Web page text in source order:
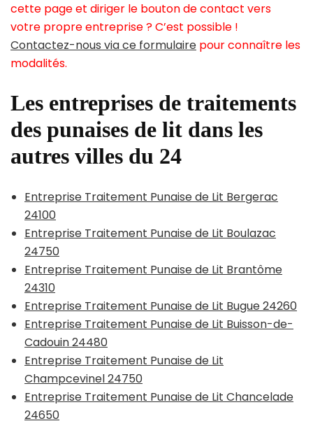
cette page et diriger le bouton de contact vers
votre propre entreprise ? C’est possible !
Contactez-nous via ce formulaire pour connaître les
modalités.
Les entreprises de traitements
des punaises de lit dans les
autres villes du 24
Entreprise Traitement Punaise de Lit Bergerac
24100
Entreprise Traitement Punaise de Lit Boulazac
24750
Entreprise Traitement Punaise de Lit Brantôme
24310
Entreprise Traitement Punaise de Lit Bugue 24260
Entreprise Traitement Punaise de Lit Buisson-de-
Cadouin 24480
Entreprise Traitement Punaise de Lit
Champcevinel 24750
Entreprise Traitement Punaise de Lit Chancelade
24650